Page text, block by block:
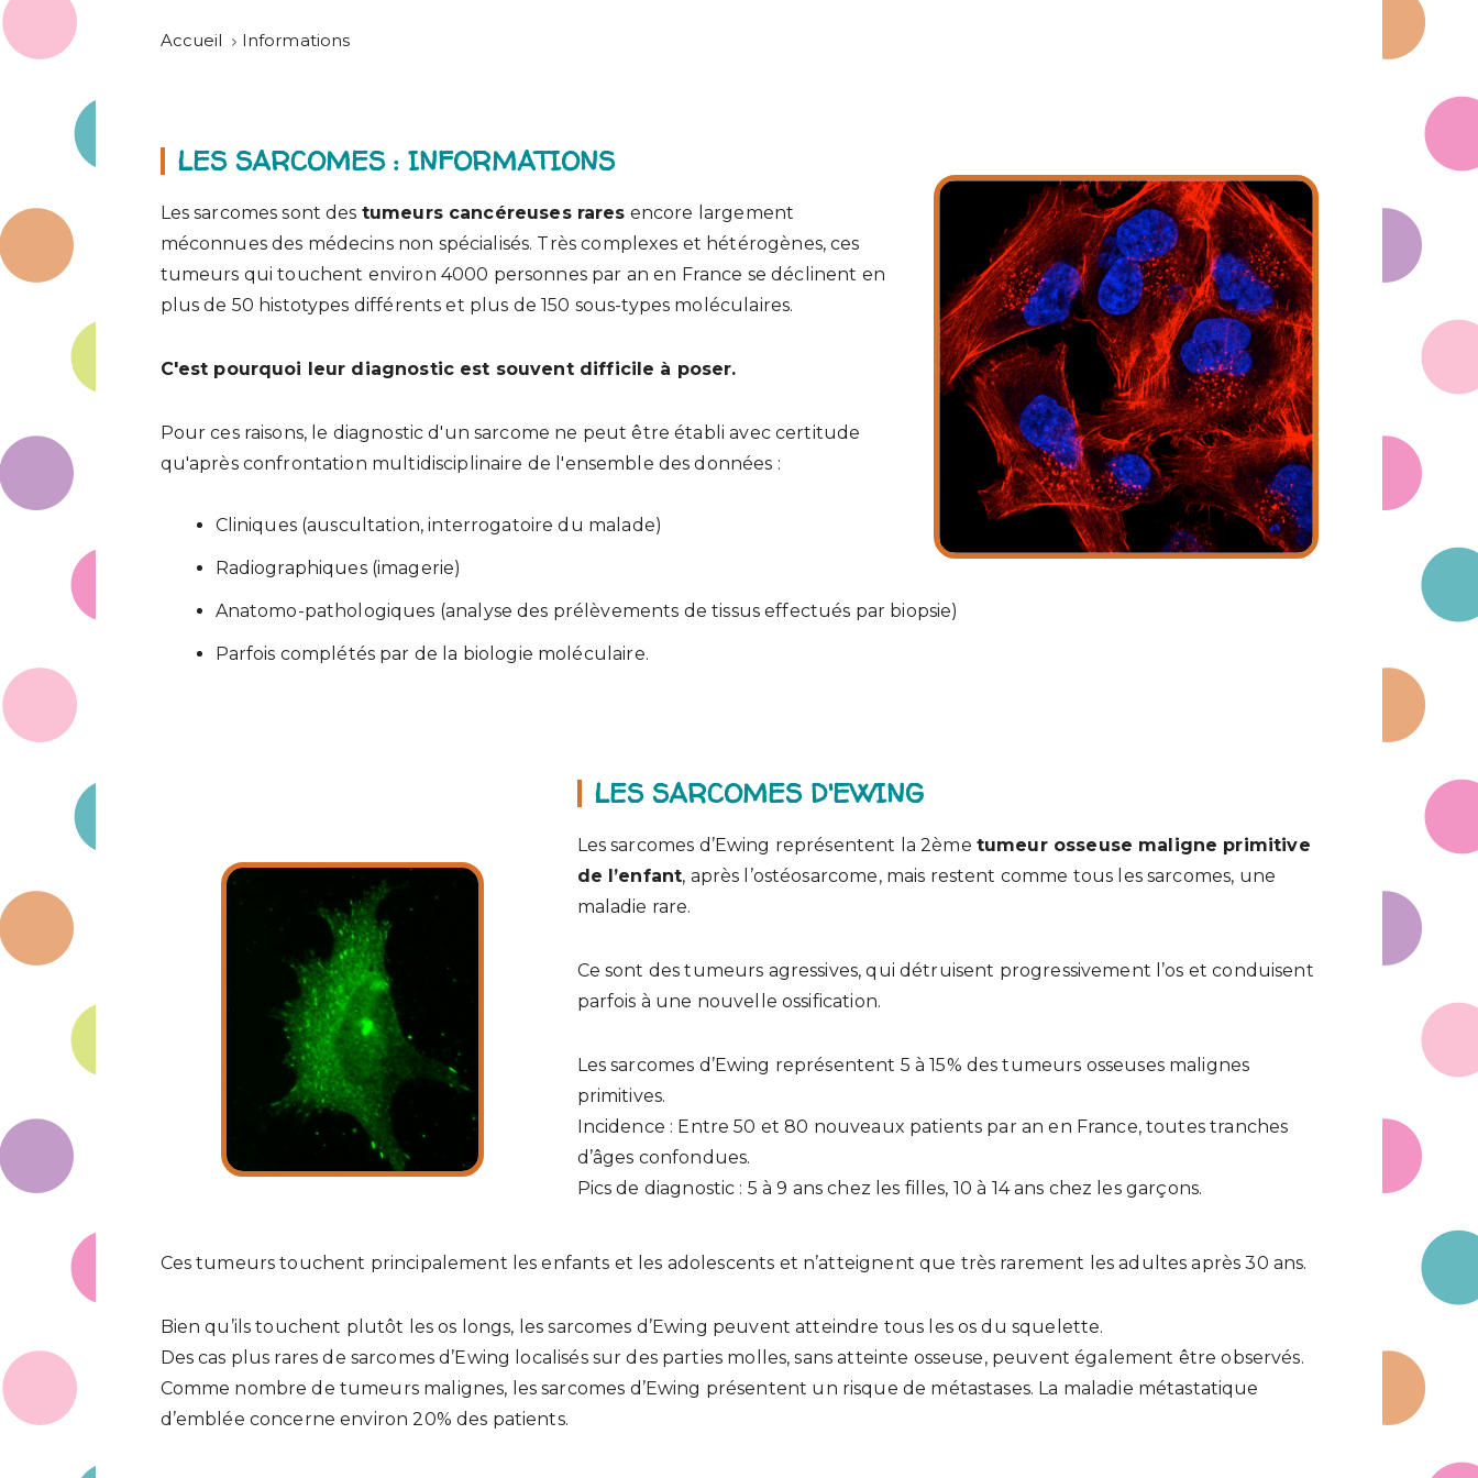
Accueil Informations
LES SARCOMES : INFORMATIONS
Les sarcomes sont des tumeurs cancéreuses rares encore largement
méconnues des médecins non spécialisés. Très complexes et hétérogènes, ces
tumeurs qui touchent environ 4000 personnes par an en France se déclinent en
plus de 50 histotypes différents et plus de 150 sous-types moléculaires.
C'est pourquoi leur diagnostic est souvent difficile à poser.
Pour ces raisons, le diagnostic d'un sarcome ne peut être établi avec certitude
qu'après confrontation multidisciplinaire de l'ensemble des données :
Cliniques (auscultation, interrogatoire du malade)
Radiographiques (imagerie)
Anatomo-pathologiques (analyse des prélèvements de tissus effectués par biopsie)
Parfois complétés par de la biologie moléculaire.
LES SARCOMES D'EWING
Les sarcomes d’Ewing représentent la 2ème tumeur osseuse maligne primitive
de l’enfant, après l’ostéosarcome, mais restent comme tous les sarcomes, une
maladie rare.
Ce sont des tumeurs agressives, qui détruisent progressivement l’os et conduisent
parfois à une nouvelle ossification.
Les sarcomes d’Ewing représentent 5 à 15% des tumeurs osseuses malignes
primitives.
Incidence : Entre 50 et 80 nouveaux patients par an en France, toutes tranches
d’âges confondues.
Pics de diagnostic : 5 à 9 ans chez les filles, 10 à 14 ans chez les garçons.
Ces tumeurs touchent principalement les enfants et les adolescents et n’atteignent que très rarement les adultes après 30 ans.
Bien qu’ils touchent plutôt les os longs, les sarcomes d’Ewing peuvent atteindre tous les os du squelette.
Des cas plus rares de sarcomes d’Ewing localisés sur des parties molles, sans atteinte osseuse, peuvent également être observés.
Comme nombre de tumeurs malignes, les sarcomes d’Ewing présentent un risque de métastases. La maladie métastatique
d’emblée concerne environ 20% des patients.